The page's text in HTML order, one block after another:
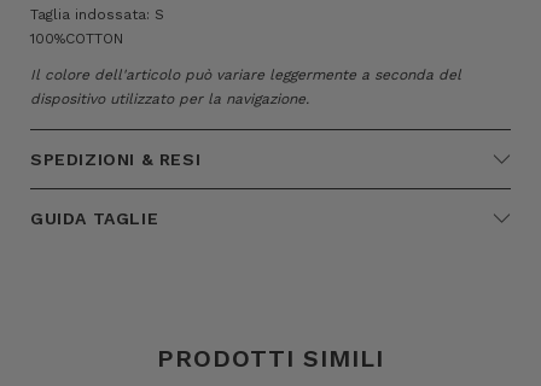
Taglia indossata: S
100%COTTON
Il colore dell'articolo può variare leggermente a seconda del
dispositivo utilizzato per la navigazione.
SPEDIZIONI & RESI
GUIDA TAGLIE
PRODOTTI SIMILI